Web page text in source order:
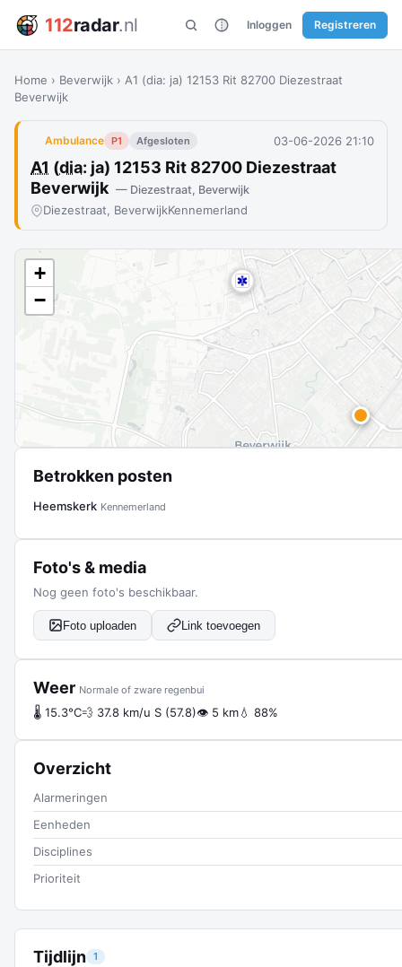
112radar.nl Inloggen Registreren
Home › Beverwijk › A1 (dia: ja) 12153 Rit 82700 Diezestraat
Beverwijk
Ambulance P1 Afgesloten 03-06-2026 21:10
A1 (dia: ja) 12153 Rit 82700 Diezestraat
Beverwijk — Diezestraat, Beverwijk
Diezestraat, BeverwijkKennemerland
Tijdlijn 1
+
−
Betrokken posten
Heemskerk Kennemerland
Foto's & media
Nog geen foto's beschikbaar.
Foto uploaden Link toevoegen
Weer Normale of zware regenbui
🌡 15.3°C💨 37.8 km/u S (57.8)👁 5 km💧 88%
Overzicht
Alarmeringen
Eenheden
Disciplines
Prioriteit